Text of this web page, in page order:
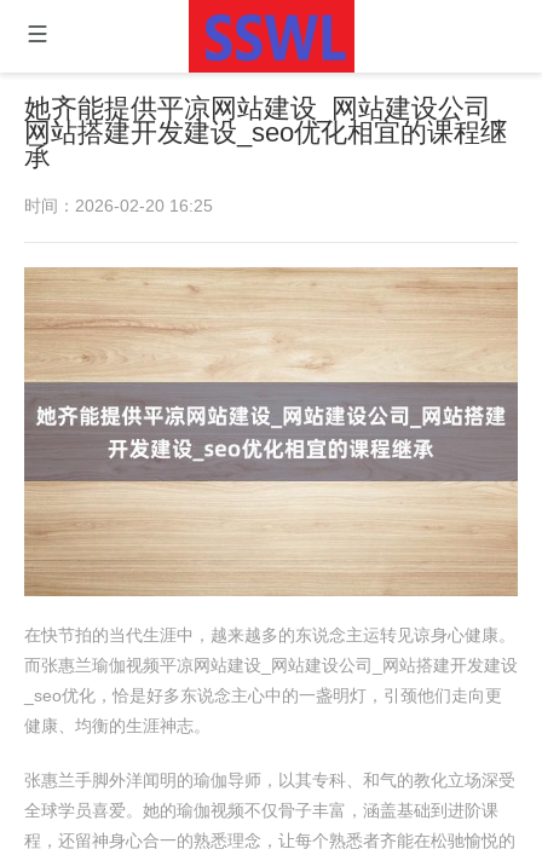
她齐能提供平凉网站建设_网站建设公司_
网站搭建开发建设_seo优化相宜的课程继
承
时间：2026-02-20 16:25
在快节拍的当代生涯中，越来越多的东说念主运转见谅身心健康。
而张惠兰瑜伽视频平凉网站建设_网站建设公司_网站搭建开发建设
_seo优化，恰是好多东说念主心中的一盏明灯，引颈他们走向更
健康、均衡的生涯神志。
张惠兰手脚外洋闻明的瑜伽导师，以其专科、和气的教化立场深受
全球学员喜爱。她的瑜伽视频不仅骨子丰富，涵盖基础到进阶课
程，还留神身心合一的熟悉理念，让每个熟悉者齐能在松驰愉悦的